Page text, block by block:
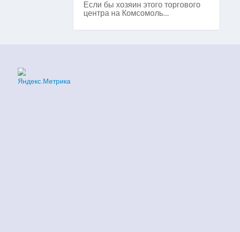
Если бы хозяин этого торгового
центра на Комсомоль...